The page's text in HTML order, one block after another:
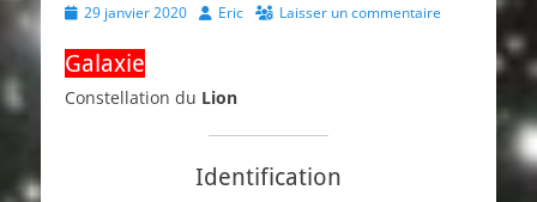
Posted
29 janvier 2020 Author
Eric Laisser un commentaire
Galaxie
Constellation du Lion
Identification